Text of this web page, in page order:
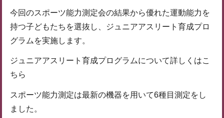
今回のスポーツ能力測定会の結果から優れた運動能力を
持つ子どもたちを選抜し、ジュニアアスリート育成プロ
グラムを実施します。
ジュニアアスリート育成プログラムについて詳しくはこ
ちら
スポーツ能力測定は最新の機器を用いて6種目測定をし
ました。